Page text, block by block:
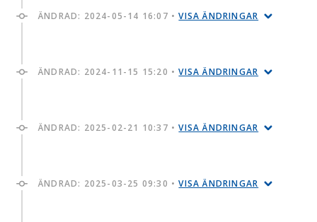
ÄNDRAD: 2024-05-14 16:07 •VISA ÄNDRINGAR
ÄNDRAD: 2024-11-15 15:20 •VISA ÄNDRINGAR
ÄNDRAD: 2025-02-21 10:37 •VISA ÄNDRINGAR
ÄNDRAD: 2025-03-25 09:30 •VISA ÄNDRINGAR